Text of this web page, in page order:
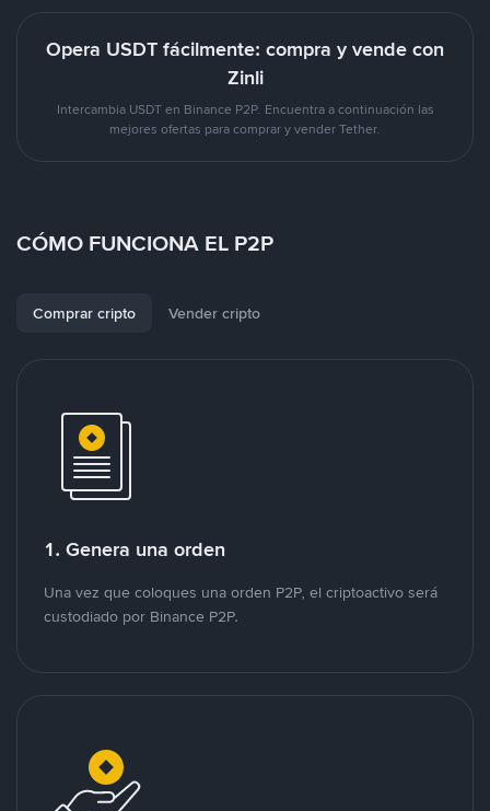
Opera USDT fácilmente: compra y vende con
Zinli
Intercambia USDT en Binance P2P. Encuentra a continuación las
mejores ofertas para comprar y vender Tether.
CÓMO FUNCIONA EL P2P
Comprar cripto Vender cripto
1. Genera una orden
Una vez que coloques una orden P2P, el criptoactivo será
custodiado por Binance P2P.